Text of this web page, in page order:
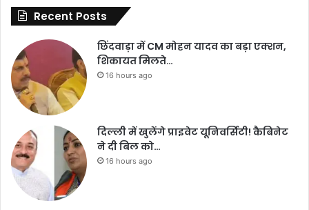
Recent Posts
छिंदवाड़ा में CM मोहन यादव का बड़ा एक्शन,
शिकायत मिलते…
16 hours ago
दिल्ली में खुलेंगे प्राइवेट यूनिवर्सिटी! कैबिनेट
ने दी बिल को…
16 hours ago